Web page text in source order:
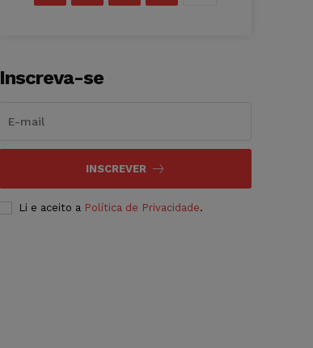
Inscreva-se
INSCREVER
Li e aceito a Política de Privacidade.